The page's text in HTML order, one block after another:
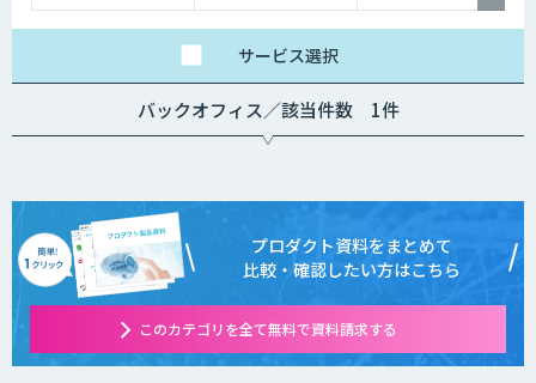
サービス選択
バックオフィス／該当件数 1件
プロダクト資料をまとめて
比較・確認したい方はこちら
このカテゴリを全て無料で資料請求する